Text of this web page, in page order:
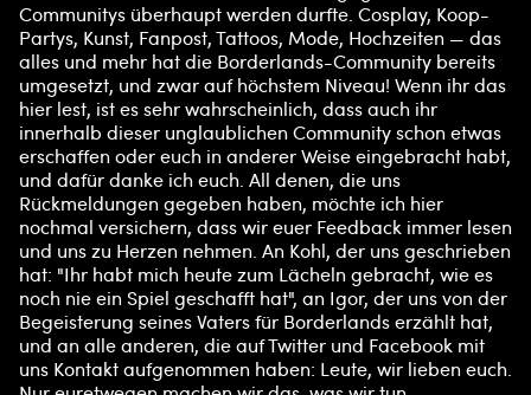
c
c
e
p
t
&
P
Communitys überhaupt werden durfte. Cosplay, Koop-
Partys, Kunst, Fanpost, Tattoos, Mode, Hochzeiten — das
alles und mehr hat die Borderlands-Community bereits
umgesetzt, und zwar auf höchstem Niveau! Wenn ihr das
hier lest, ist es sehr wahrscheinlich, dass auch ihr
innerhalb dieser unglaublichen Community schon etwas
erschaffen oder euch in anderer Weise eingebracht habt,
und dafür danke ich euch. All denen, die uns
Rückmeldungen gegeben haben, möchte ich hier
nochmal versichern, dass wir euer Feedback immer lesen
und uns zu Herzen nehmen. An Kohl, der uns geschrieben
hat: "Ihr habt mich heute zum Lächeln gebracht, wie es
noch nie ein Spiel geschafft hat", an Igor, der uns von der
Begeisterung seines Vaters für Borderlands erzählt hat,
und an alle anderen, die auf Twitter und Facebook mit
uns Kontakt aufgenommen haben: Leute, wir lieben euch.